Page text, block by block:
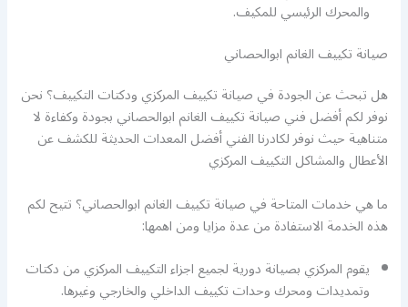
والمحرك الرئيسي للمكيف.
صيانة تكييف الغانم ابوالحصاني
هل تبحث عن الجودة في صيانة تكييف المركزي ودكتات التكييف؟ نحن
نوفر لكم أفضل فني صيانة تكييف الغانم ابوالحصاني بجودة وكفاءة لا
متناهية حيث نوفر لكادرنا الفني أفضل المعدات الحديثة للكشف عن
الأعطال والمشاكل التكييف المركزي
ما هي خدمات المتاحة في صيانة تكييف الغانم ابوالحصاني؟ تتيح لكم
هذه الخدمة الاستفادة من عدة مزايا ومن اهمها:
يقوم المركزي بصيانة دورية لجميع اجزاء التكييف المركزي من دكتات
وتمديدات ومحرك وحدات تكييف الداخلي والخارجي وغيرها.